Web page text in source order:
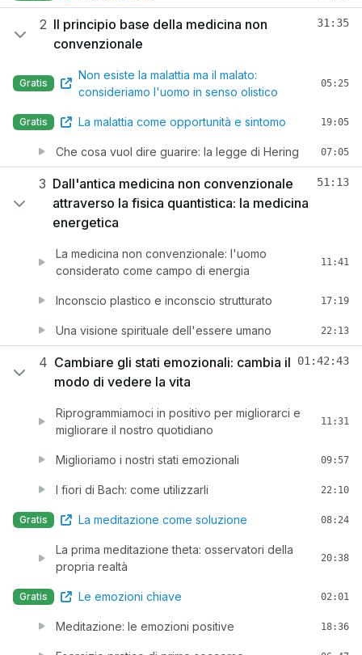
2 Il principio base della medicina non
convenzionale
31:35
Gratis
Non esiste la malattia ma il malato:
consideriamo l'uomo in senso olistico
05:25
Gratis La malattia come opportunità e sintomo 19:05
Che cosa vuol dire guarire: la legge di Hering 07:05
3 Dall'antica medicina non convenzionale
attraverso la fisica quantistica: la medicina
energetica
51:13
La medicina non convenzionale: l'uomo
considerato come campo di energia
11:41
Inconscio plastico e inconscio strutturato 17:19
Una visione spirituale dell'essere umano 22:13
4 Cambiare gli stati emozionali: cambia il
modo di vedere la vita
01:42:43
Riprogrammiamoci in positivo per migliorarci e
migliorare il nostro quotidiano
11:31
Miglioriamo i nostri stati emozionali 09:57
I fiori di Bach: come utilizzarli 22:10
Gratis La meditazione come soluzione 08:24
La prima meditazione theta: osservatori della
propria realtà
20:38
Gratis Le emozioni chiave 02:01
Meditazione: le emozioni positive 18:36